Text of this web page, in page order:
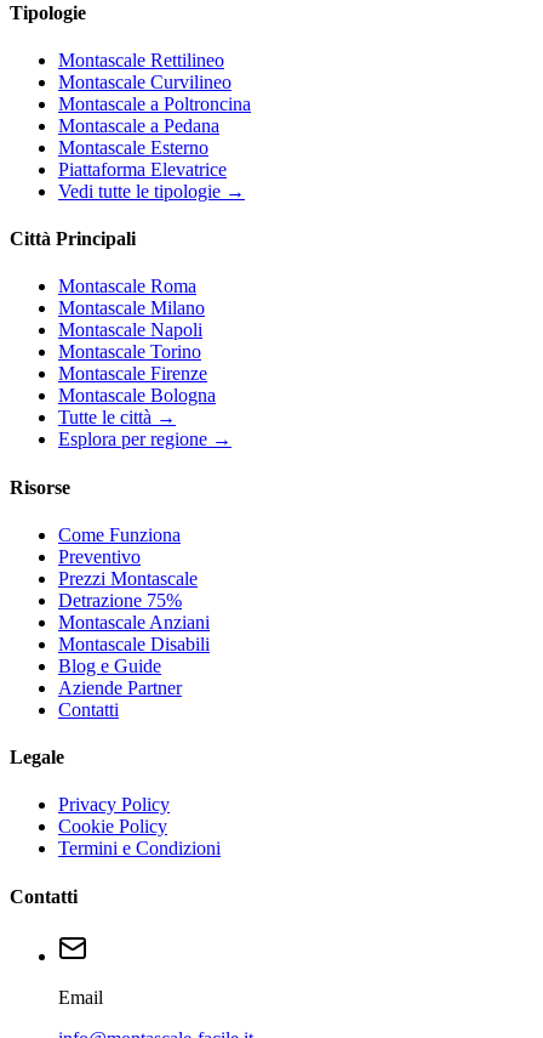
Tipologie
Montascale Rettilineo
Montascale Curvilineo
Montascale a Poltroncina
Montascale a Pedana
Montascale Esterno
Piattaforma Elevatrice
Vedi tutte le tipologie →
Città Principali
Montascale Roma
Montascale Milano
Montascale Napoli
Montascale Torino
Montascale Firenze
Montascale Bologna
Tutte le città →
Esplora per regione →
Risorse
Come Funziona
Preventivo
Prezzi Montascale
Detrazione 75%
Montascale Anziani
Montascale Disabili
Blog e Guide
Aziende Partner
Contatti
Legale
Privacy Policy
Cookie Policy
Termini e Condizioni
Contatti
Email